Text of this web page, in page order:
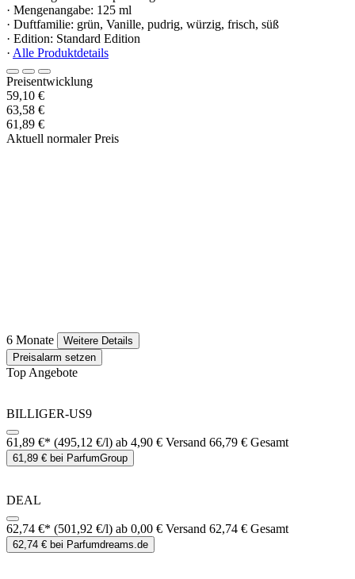
· Mengenangabe: 125 ml
· Duftfamilie: grün, Vanille, pudrig, würzig, frisch, süß
· Edition: Standard Edition
· Alle Produktdetails
Preisentwicklung
59,10 €
63,58 €
61,89 €
Aktuell normaler Preis
6 Monate
Weitere Details
Preisalarm setzen
Top Angebote
BILLIGER-US9
61,89 €* (495,12 €/l) ab 4,90 € Versand 66,79 € Gesamt
61,89 € bei ParfumGroup
DEAL
62,74 €* (501,92 €/l) ab 0,00 € Versand 62,74 € Gesamt
62,74 € bei Parfumdreams.de